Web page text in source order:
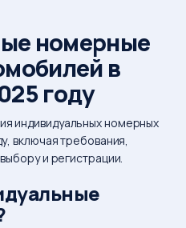
номерные
в
году
индивидуальных номерных
включая требования,
и регистрации.